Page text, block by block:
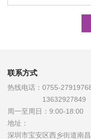
联系方式
热线电话： 0755-
13632927849
周一至周日： 9:00-18:00
地址：
深圳市宝安区西乡街道南